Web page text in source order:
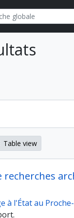
Table view
à l'État au